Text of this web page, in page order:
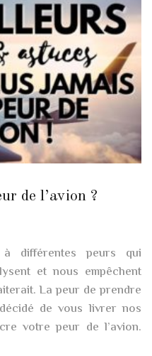
de l’avion ?
différentes peurs qui
et nous empêchent
La peur de prendre
de vous livrer nos
votre peur de l’avion.